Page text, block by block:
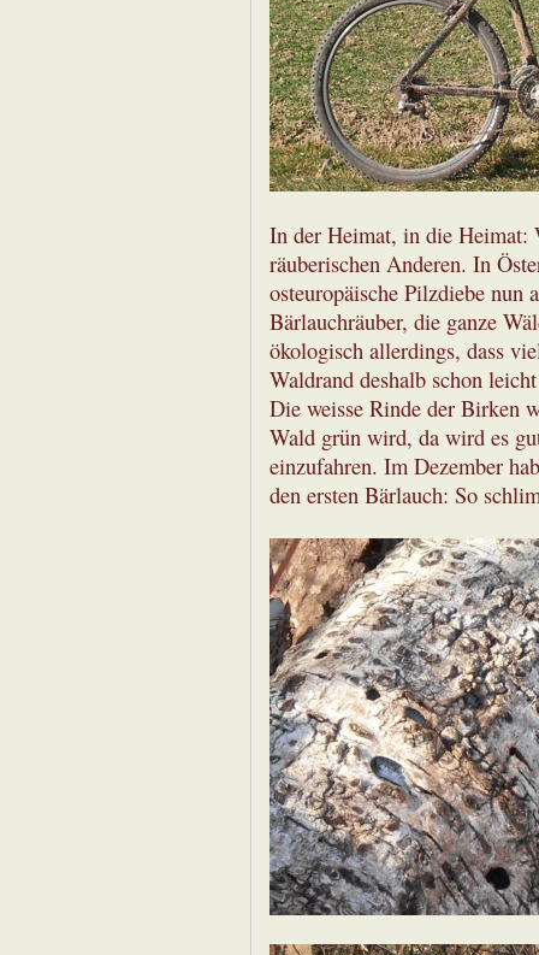
In der Heimat, in die Heimat:
räuberischen Anderen. In
osteuropäische Pilzdiebe nun
Bärlauchräuber, die ganze
ökologisch allerdings, dass
Waldrand deshalb schon
Die weisse Rinde der Birken
Wald grün wird, da wird es
einzufahren. Im Dezember
den ersten Bärlauch: So